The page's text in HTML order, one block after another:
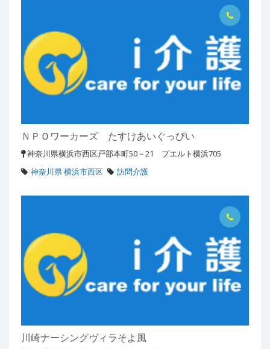
ＮＰＯワーカーズ たすけあいぐっぴい
神奈川県横浜市西区戸部本町50－21 プエルト横浜705
神奈川県 横浜市西区
訪問介護
川崎ナーシングヴィラそよ風